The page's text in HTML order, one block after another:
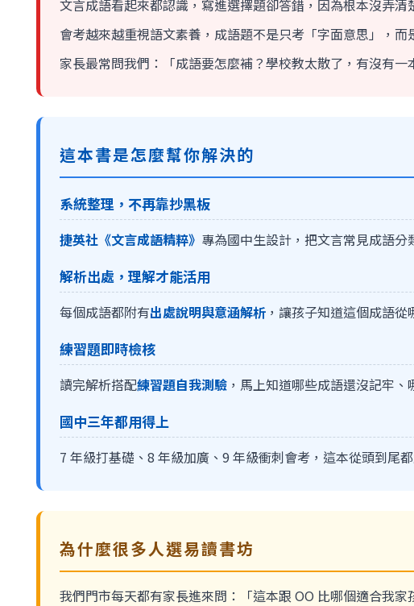
文言成語看起來都認識，寫進選擇題卻答錯，因為根本沒弄清
會考越來越重視語文素養，成語題不是只考「字面意思」，
家長最常問我們：「成語要怎麼補？學校教太散了，有沒有一
這本書是怎麼幫你解決的
系統整理，不再靠抄黑板
捷英社《文言成語精粹》 專為國中生設計，把文言常見成語
解析出處，理解才能活用
每個成語都附有出處說明與意涵解析 ，讓孩子知道這個成語
練習題即時檢核
讀完解析搭配練習題自我測驗 ，馬上知道哪些成語還沒記牢
國中三年都用得上
7 年級打基礎、8 年級加廣、9 年級衝刺會考，這本從頭到尾
為什麼很多人選易讀書坊
我們門市每天都有家長進來問：「這本跟 OO 比哪個適合我